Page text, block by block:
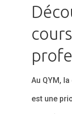
Au QYM,
est une